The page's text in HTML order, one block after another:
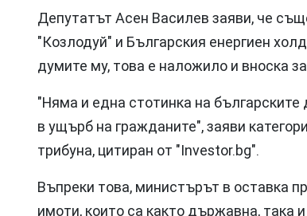
Депутатът Асен Василев заяви, че
"Козлодуй" и Българския енергиен
думите му, това е наложило и вноска
"Няма и една стотинка на българските
в ущърб на гражданите", заяви
трибуна, цитиран от "Investor.bg".
Въпреки това, министърът в оставка
имоти, които са както държавна, така